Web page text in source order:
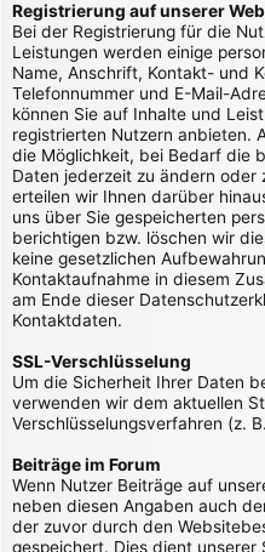
Registrierung auf unserer
Bei der Registrierung für die
Leistungen werden einige
Name, Anschrift, Kontakt- und
Telefonnummer und E-Mail-
können Sie auf Inhalte und
registrierten Nutzern anbieten.
die Möglichkeit, bei Bedarf die
Daten jederzeit zu ändern
erteilen wir Ihnen darüber
uns über Sie gespeicherten
berichtigen bzw. löschen wir
keine gesetzlichen
Kontaktaufnahme in diesem
am Ende dieser
Kontaktdaten.
SSL-Verschlüsselung
Um die Sicherheit Ihrer Daten
verwenden wir dem aktuellen
Verschlüsselungsverfahren (z.
Beiträge im Forum
Wenn Nutzer Beiträge auf
neben diesen Angaben auch
der zuvor durch den
gespeichert. Dies dient unserer